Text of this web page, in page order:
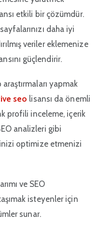
etkili bir çözümdür.
daha iyi
veriler eklemenize
güçlendirir.
yapmak
seo lisansı da önemli
profili inceleme, içerik
analizleri gibi
optimize etmenizi
ve SEO
isteyenler için
sunar.